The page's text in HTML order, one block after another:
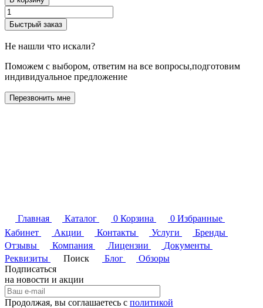
Быстрый заказ
Не нашли что искали?
Поможем с выбором, ответим на все вопросы,подготовим
индивидуальное предложение
Перезвонить мне
Главная Каталог 0 Корзина 0 Избранные
Кабинет
Акции Контакты Услуги
Бренды
Отзывы
Компания Лицензии
Документы
Реквизиты
Поиск Блог
Обзоры
Подписаться
на новости и акции
Продолжая, вы соглашаетесь с политикой